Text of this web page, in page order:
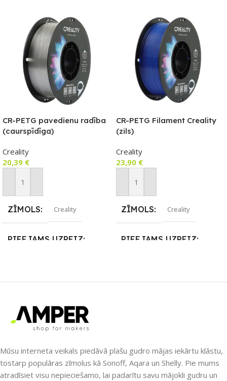
CR-PETG pavedienu radība
(caurspīdīga)
Creality
20,39 €
Pievienot Grozam
ZĪMOLS Creality
PIEEJAMS UZREIZ
SKAITS
CR-PETG Filament Creality
(zils)
Creality
23,90 €
Pievienot Grozam
ZĪMOLS Creality
PIEEJAMS UZREIZ
Mūsu interneta veikals piedāvā plašu gudro mājas iekārtu klāstu,
tostarp populāras zīmolus kā Sonoff, Aqara un Shelly. Pie mums
atradīsiet visu nepieciešamo, lai padarītu savu mājokli gudru un